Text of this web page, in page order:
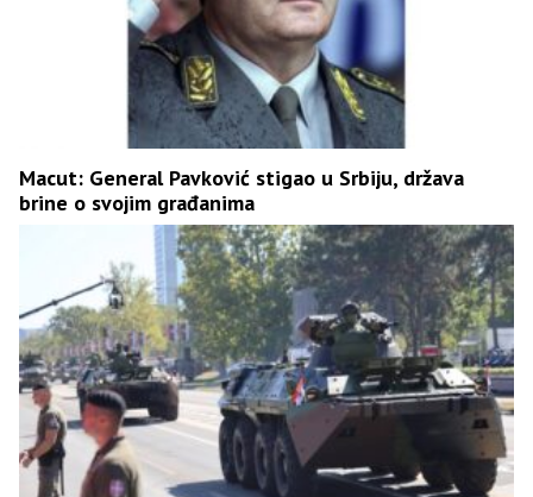
Macut: General Pavković stigao u Srbiju, država
brine o svojim građanima